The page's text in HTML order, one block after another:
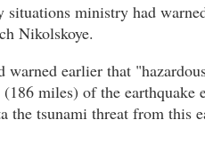
situations ministry had
Nikolskoye.
earlier that
miles) of the earthquake
the tsunami threat from this